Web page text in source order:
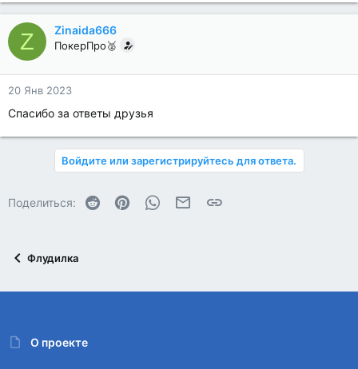
Z Zinaida666
ПокерПро🥈
20 Янв 2023
Спасибо за ответы друзья
Войдите или зарегистрируйтесь для ответа.
Поделиться: Reddit PinterestWhatsAppЭлектронная почта
Ссылка
Флудилка
О проекте